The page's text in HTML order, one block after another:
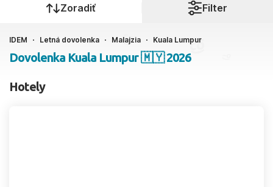
Kedy cestujete?
Ako cestujete?
2 dospelí, 0 deti
Zoradiť Filter
IDEM Letná dovolenka Malajzia Kuala Lumpur
Dovolenka Kuala Lumpur 🇲🇾 2026
Hotely